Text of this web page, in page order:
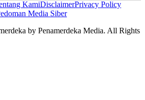
KamiDisclaimerPrivacy Policy
Media Siber
by Penamerdeka Media. All Rights